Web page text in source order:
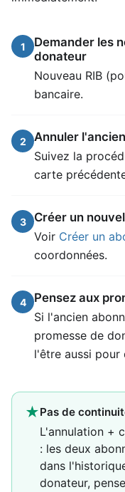
1
Demander les
donateur
Nouveau RIB
bancaire.
2
Annuler
Suivez la
carte
3
Créer un
Voir Créer un
coordonnées.
4
Pensez aux
Si l'ancien
promesse de
l'être aussi pour
★Pas de
L'annulation +
: les deux
dans
donateur,